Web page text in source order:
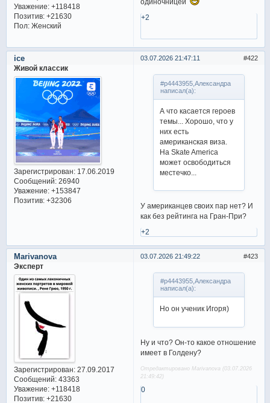
Уважение: +118418
Позитив: +21630
Пол:Женский
одиночницей
+2
422
03.07.2026 21:47:11
ice
Живой классик
Зарегистрирован: 17.06.2019
Сообщений:26940
Уважение: +153847
Позитив: +32306
#p4443955,Александра
написал(а):
А что касается героев
темы... Хорошо, что у
них есть
американская виза.
На Skate America
может освободиться
местечко...
У американцев своих пар нет? И
как без рейтинга на Гран-При?
+2
423
03.07.2026 21:49:22
Marivanova
Эксперт
Зарегистрирован: 27.09.2017
Сообщений:43363
Уважение: +118418
Позитив: +21630
#p4443955,Александра
написал(а):
Но он ученик Игоря)
Ну и что? Он-то какое отношение
имеет в Голдену?
Отредактировано Marivanova (03.07.2026
21:49:42)
0